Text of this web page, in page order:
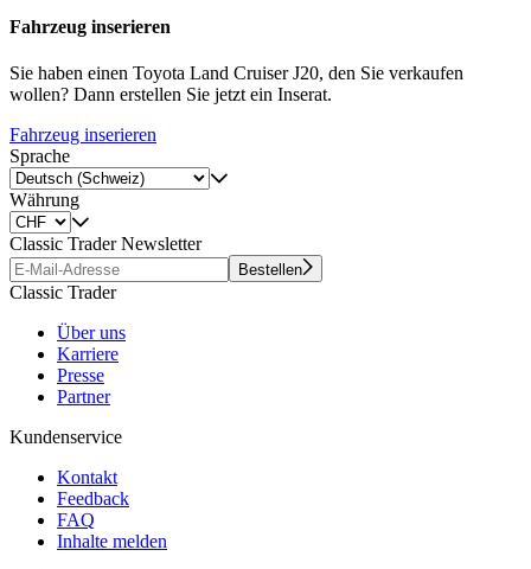
Fahrzeug inserieren
Sie haben einen Toyota Land Cruiser J20, den Sie verkaufen
wollen? Dann erstellen Sie jetzt ein Inserat.
Fahrzeug inserieren
Sprache
Währung
Classic Trader Newsletter
Bestellen
Classic Trader
Über uns
Karriere
Presse
Partner
Kundenservice
Kontakt
Feedback
FAQ
Inhalte melden